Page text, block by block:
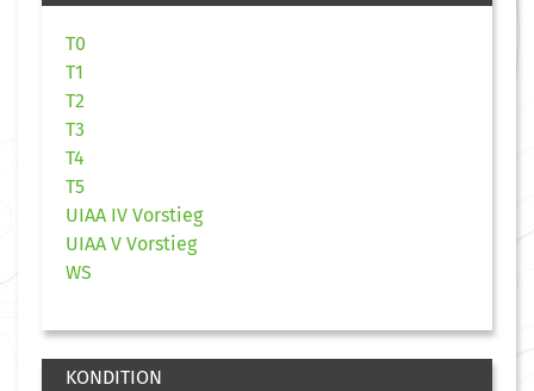
T0
T1
T2
T3
T4
T5
UIAA IV Vorstieg
UIAA V Vorstieg
WS
KONDITION